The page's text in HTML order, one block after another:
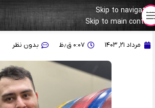
Skip to navigation
Skip to main content
ثبت بهترین رکورد شخصی برای علی داوودی
مرداد ۲۱, ۱۴۰۳ ۰:۰۷ ق٫ظ بدون نظر